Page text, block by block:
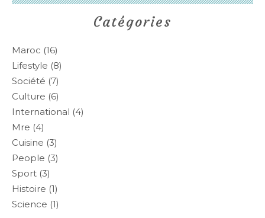
Catégories
Maroc (16)
Lifestyle (8)
Société (7)
Culture (6)
International (4)
Mre (4)
Cuisine (3)
People (3)
Sport (3)
Histoire (1)
Science (1)